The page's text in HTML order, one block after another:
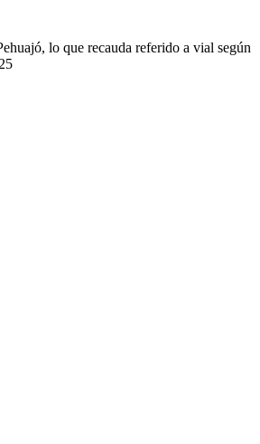
lo que recauda referido a vial según